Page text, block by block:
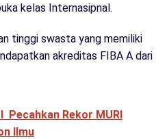
kelas Internasipnal.
tinggi swasta yang memiliki
akreditas FIBA A dari
Pecahkan Rekor MURI
Ilmu